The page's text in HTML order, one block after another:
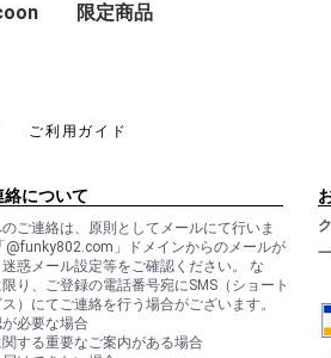
限定商品
ご利用ガイド
について
ご連絡は、原則としてメールにて行いま
@funky802.com」ドメインからのメールが
惑メール設定等をご確認ください。 な
り、ご登録の電話番号宛にSMS（ショート
）にてご連絡を行う場合がございます。
必要な場合
する重要なご案内がある場合